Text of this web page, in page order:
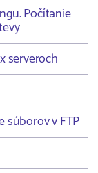
Počítanie
serveroch
súborov v FTP